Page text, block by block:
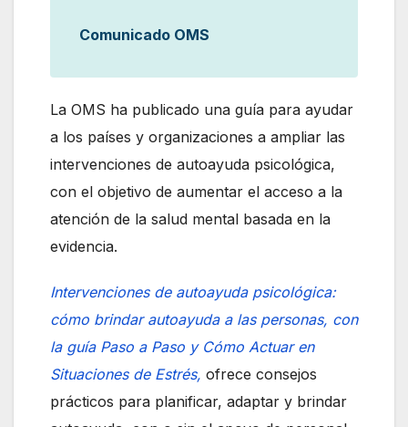
Comunicado OMS
La OMS ha publicado una guía para ayudar
a los países y organizaciones a ampliar las
intervenciones de autoayuda psicológica,
con el objetivo de aumentar el acceso a la
atención de la salud mental basada en la
evidencia.
Intervenciones de autoayuda psicológica:
cómo brindar autoayuda a las personas, con
la guía Paso a Paso y Cómo Actuar en
Situaciones de Estrés, ofrece consejos
prácticos para planificar, adaptar y brindar